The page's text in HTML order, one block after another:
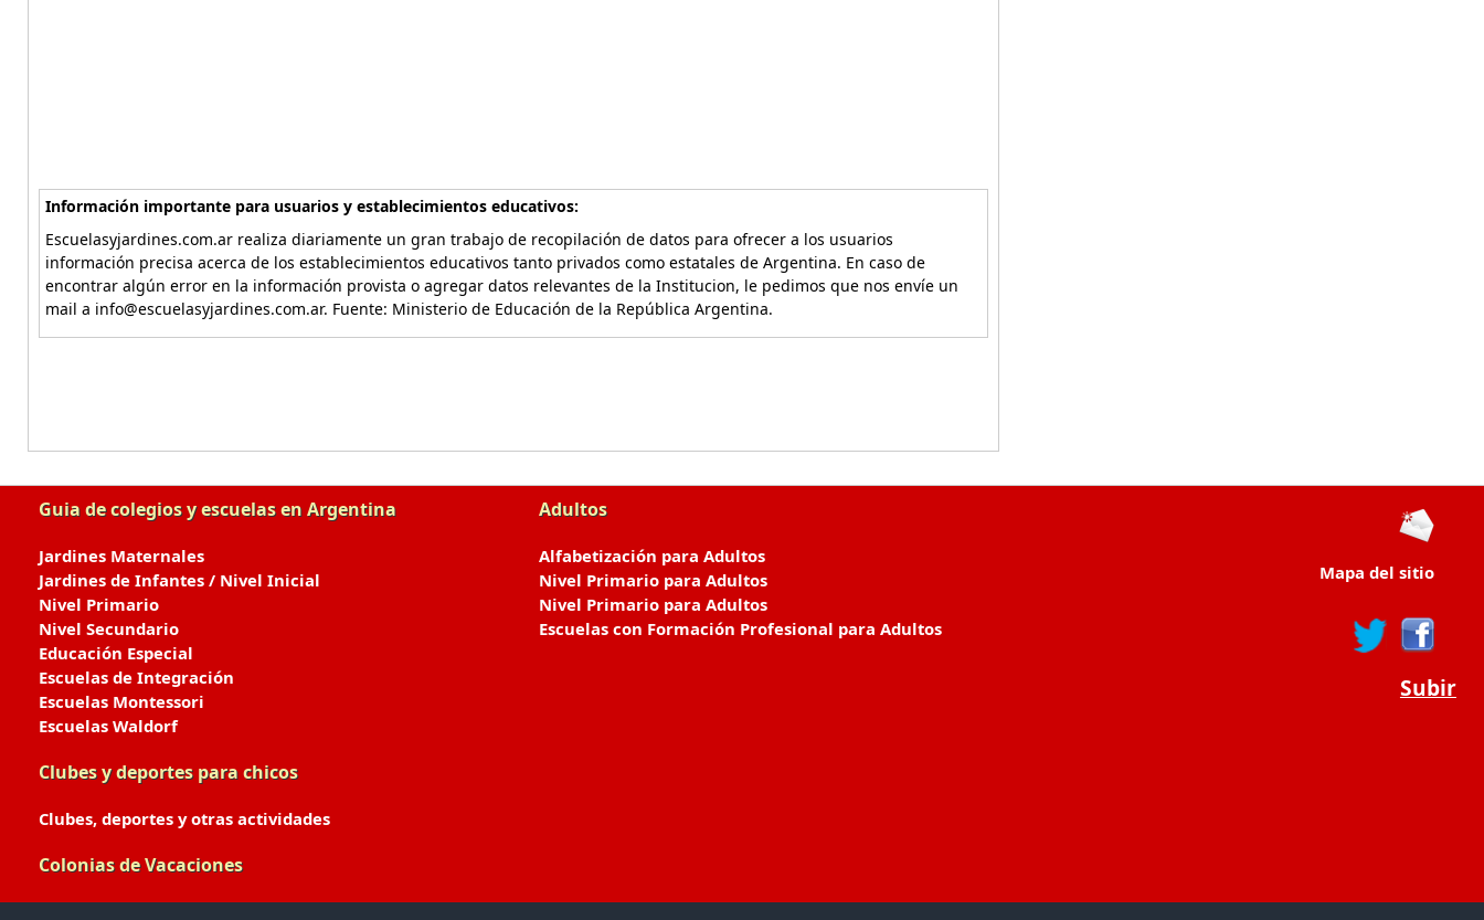
Información importante para usuarios y establecimientos educativos:
Escuelasyjardines.com.ar realiza diariamente un gran trabajo de recopilación de datos para ofrecer a los usuarios
información precisa acerca de los establecimientos educativos tanto privados como estatales de Argentina. En caso de
encontrar algún error en la información provista o agregar datos relevantes de la Institucion, le pedimos que nos envíe un
mail a info@escuelasyjardines.com.ar. Fuente: Ministerio de Educación de la República Argentina.
Guia de colegios y escuelas en Argentina
Jardines Maternales
Jardines de Infantes / Nivel Inicial
Nivel Primario
Nivel Secundario
Educación Especial
Escuelas de Integración
Escuelas Montessori
Escuelas Waldorf
Clubes y deportes para chicos
Clubes, deportes y otras actividades
Colonias de Vacaciones
Adultos
Alfabetización para Adultos
Nivel Primario para Adultos
Nivel Primario para Adultos
Escuelas con Formación Profesional para Adultos
Mapa del sitio
Subir